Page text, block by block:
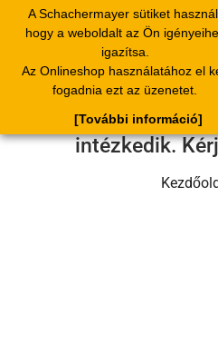
A Schachermayer sütiket használ,
hogy a weboldalt az Ön
igazítsa.
Az Onlineshop használatához el
fogadnia ezt az üzenetet.
[További információ]
navigation
Sajnos
intézkedik.